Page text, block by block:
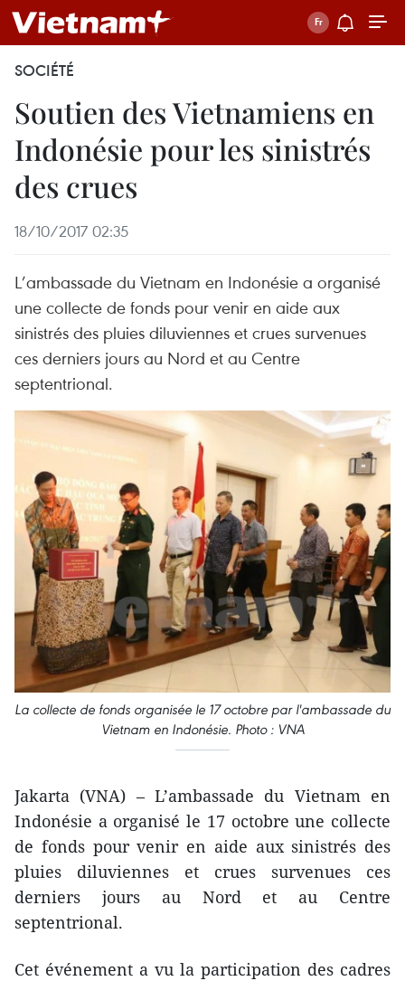
SOCIÉTÉ
Soutien des Vietnamiens en
Indonésie pour les sinistrés
des crues
18/10/2017 02:35
L’ambassade du Vietnam en Indonésie a organisé
une collecte de fonds pour venir en aide aux
sinistrés des pluies diluviennes et crues survenues
ces derniers jours au Nord et au Centre
septentrional.
La collecte de fonds organisée le 17 octobre par l'ambassade du
Vietnam en Indonésie. Photo : VNA
Jakarta (VNA) – L’ambassade du Vietnam en
Indonésie a organisé le 17 octobre une collecte
de fonds pour venir en aide aux sinistrés des
pluies diluviennes et crues survenues ces
derniers jours au Nord et au Centre
septentrional.
Cet événement a vu la participation des cadres